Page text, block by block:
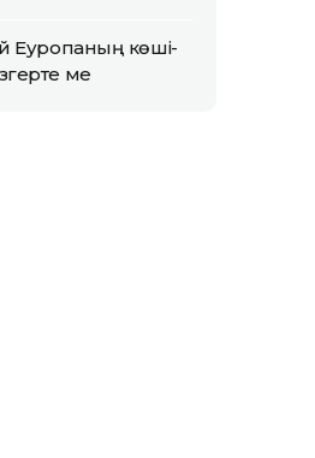
Еуропаның көші-
ме